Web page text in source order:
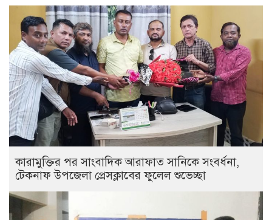
কারামুক্তির পর সাংবাদিক আরাফাত সানিকে সংবর্ধনা,
টেকনাফ উপজেলা প্রেসক্লাবের ফুলেল শুভেচ্ছা